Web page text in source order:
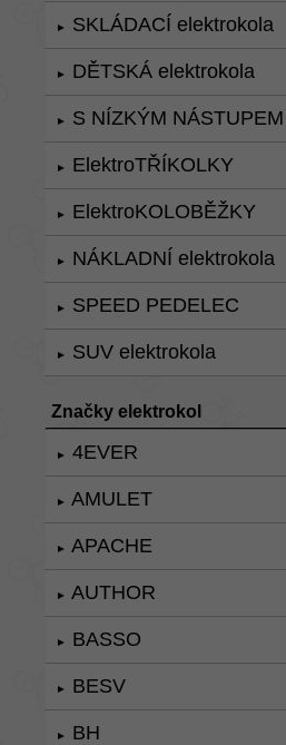
► SKLÁDACÍ elektrokola
► DĚTSKÁ elektrokola
► S NÍZKÝM NÁSTUPEM
► ElektroTŘÍKOLKY
► ElektroKOLOBĚŽKY
► NÁKLADNÍ elektrokola
► SPEED PEDELEC
► SUV elektrokola
Značky elektrokol
► 4EVER
► AMULET
► APACHE
► AUTHOR
► BASSO
► BESV
► BH